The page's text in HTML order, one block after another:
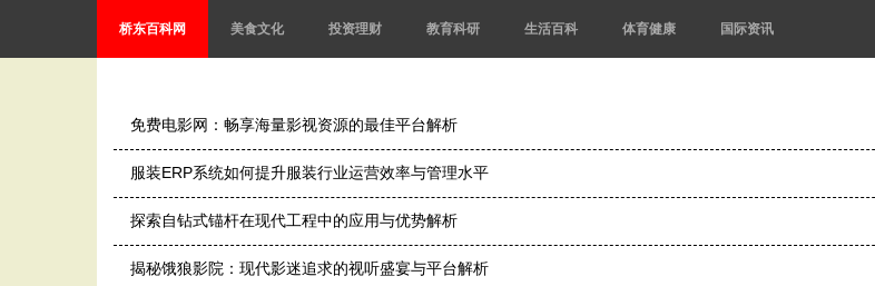
桥东百科网 美食文化 投资理财 教育科研 生活百科 体育健康 国际资讯
免费电影网：畅享海量影视资源的最佳平台解析
服装ERP系统如何提升服装行业运营效率与管理水平
探索自钻式锚杆在现代工程中的应用与优势解析
揭秘饿狼影院：现代影迷追求的视听盛宴与平台解析